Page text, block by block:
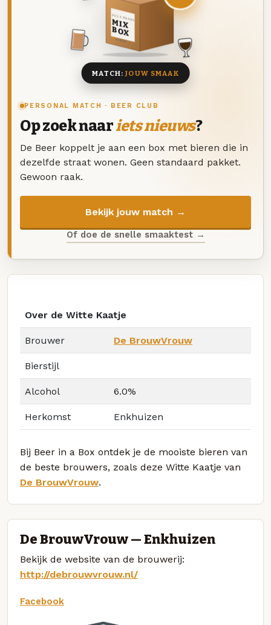
PERSONAL MATCH · BEER CLUB
Op zoek naariets nieuws?
De Beer koppelt je aan een box met bieren die in
dezelfde straat wonen. Geen standaard pakket.
Gewoon raak.
Bekijk jouw match →
Of doe de snelle smaaktest →
DEZE MAAND
MIX
BOX
8 BIEREN
MATCH:JOUW SMAAK
Over de Witte Kaatje
Brouwer De BrouwVrouw
Bierstijl
Alcohol 6.0%
Herkomst Enkhuizen
Bij Beer in a Box ontdek je de mooiste bieren van
de beste brouwers, zoals deze Witte Kaatje van
De BrouwVrouw.
De BrouwVrouw — Enkhuizen
Bekijk de website van de brouwerij:
http://debrouwvrouw.nl/
Facebook